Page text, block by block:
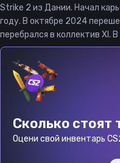
Strike 2 из Дании. Начал
году. В октябре 2024
перебрался в коллектив XI.
Сколько стоят
Оцени свой инвентарь